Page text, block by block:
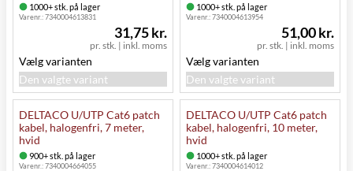
1000+ stk. på lager
Varenr.:7340004613831
pr. stk. | inkl. moms
31,75 kr.
Vælg varianten
Den valgte variant
1000+ stk. på lager
Varenr.:7340004613954
pr. stk. | inkl. moms
51,00 kr.
Vælg varianten
Den valgte variant
DELTACO U/UTP Cat6 patch
kabel, halogenfri, 7 meter,
hvid
900+ stk. på lager
Varenr.:7340004664055
DELTACO U/UTP Cat6 patch
kabel, halogenfri, 10 meter,
hvid
1000+ stk. på lager
Varenr.:7340004614012